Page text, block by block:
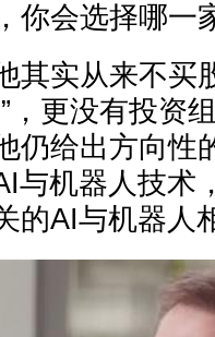
你会选择哪一
其实从来不买
，更没有投资
仍给出方向性
与机器人技术
的AI与机器人